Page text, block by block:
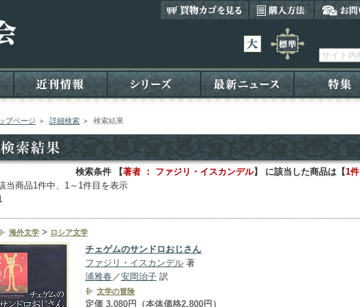
プページ ＞ 詳細検索 ＞ 検索結果
検索条件 【著者 ： ファジリ・イスカンデル】 に該当した商品は【1件
当商品1件中、1～1件目を表示
海外文学 > ロシア文学
チェゲムのサンドロおじさん
ファジリ・イスカンデル 著
浦雅春 ／安岡治子 訳
文学の冒険
定価 3,080円（本体価格2,800円）